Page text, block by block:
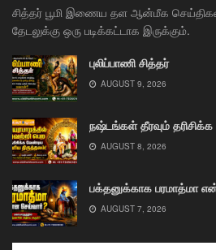
சித்தர் பூமி இணைய தள ஆன்மீக
தேடலுக்கு ஒரு படிக்கட்டாக இருக்கும்.
புலிப்பாணி சித்தர்
AUGUST 9, 2026
நஷ்டங்கள் தீரவும்
AUGUST 8, 2026
பக்தனுக்காக பரமாத்மா
AUGUST 7, 2026